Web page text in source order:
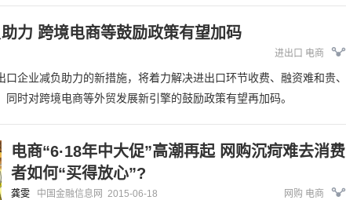
力 跨境电商等鼓励政策有望加码
进出口 电商
口企业减负助力的新措施，将着力解决进出口环节收费、融资难和贵、
时对跨境电商等外贸发展新引擎的鼓励政策有望再加码。
电商“6·18年中大促”高潮再起 网购沉疴难去消费
者如何“买得放心”?
龚雯 中国金融信息网 2015-06-18 网购 电商